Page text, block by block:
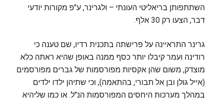
השתתפותן בריאליטי העונתי – ולגרינר, ע"פ מקורות יודעי
דבר, הצעו רק 30 אלף.
גרינר התראיינה על פרישתה בתכנית רדיו, שם טענה כי
רודינה ועמר קיבלו יותר כסף ממנה באופן שהיא ראתה כלא
מוצדק, משום שהן אקסיות מפורסמות של גברים מפורסמים
(אייל גולן ובן אל תבורי, בהתאמה), וכי שתיהן ילדו ילדים
במהלך מערכות היחסים המפורסמות הנ"ל. או כמו שליהיא